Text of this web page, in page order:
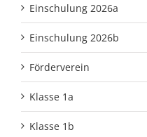
Einschulung 2026a
Einschulung 2026b
Förderverein
Klasse 1a
Klasse 1b